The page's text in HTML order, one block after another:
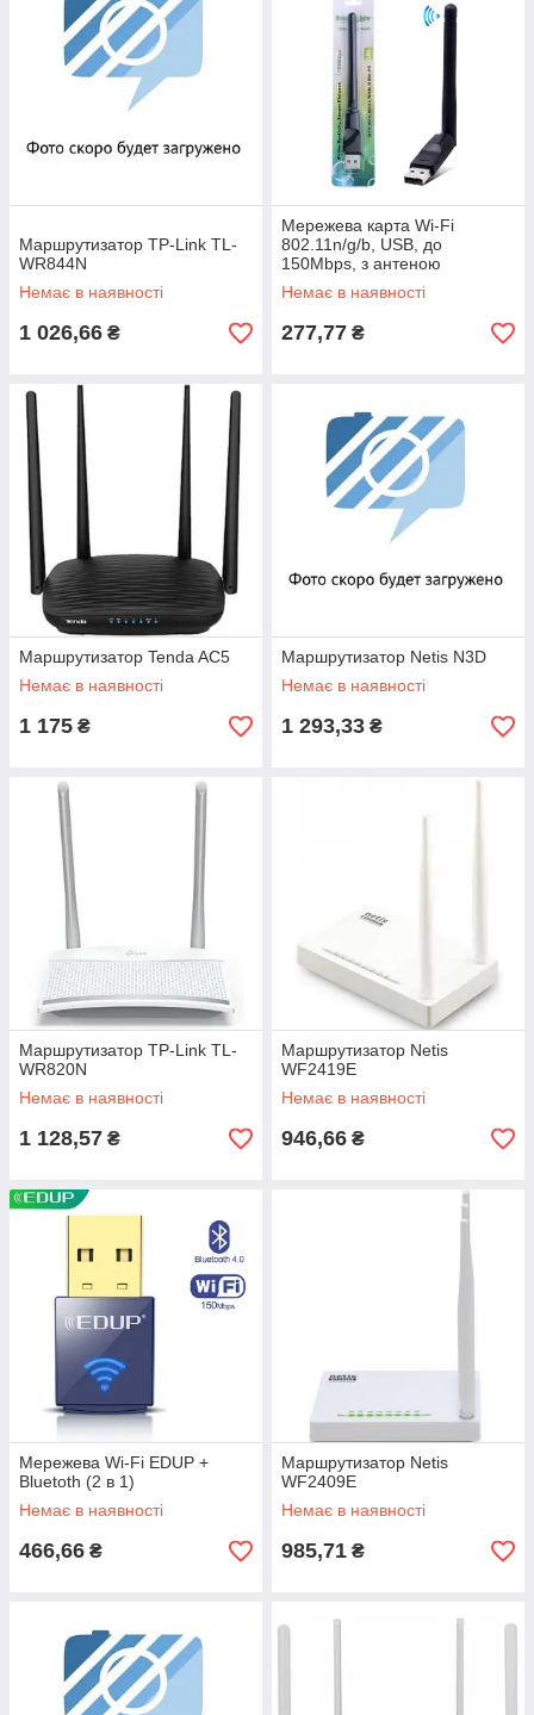
Маршрутизатор TP-Link TL-
WR844N
Немає в наявності
1 026,66 ₴
Мережева карта Wi-Fi
802.11n/g/b, USB, до
150Mbps, з антеною
Немає в наявності
277,77 ₴
Маршрутизатор Tenda AC5
Немає в наявності
1 175 ₴
Маршрутизатор Netis N3D
Немає в наявності
1 293,33 ₴
Маршрутизатор TP-Link TL-
WR820N
Немає в наявності
1 128,57 ₴
Маршрутизатор Netis
WF2419E
Немає в наявності
946,66 ₴
Мережева Wi-Fi EDUP +
Bluetoth (2 в 1)
Немає в наявності
466,66 ₴
Маршрутизатор Netis
WF2409Е
Немає в наявності
985,71 ₴